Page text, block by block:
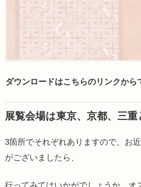
ダウンロードはこちらのリンクから
展覧会場は東京、京都、三
3箇所でそれぞれありますので、お
がございましたら、